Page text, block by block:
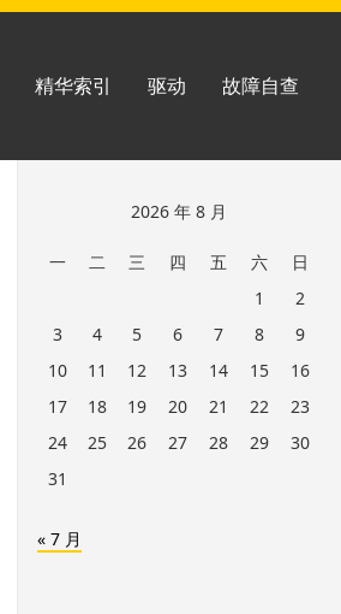
精华索引 驱动 故障自查
页
2026 年 8 月
一 二 三 四 五 六
日
1
2
3
4 5 6 7 8
9
10
11 12 13 14 15
16
17
18 19 20 21 22
23
24
25 26 27 28 29
30
31
« 7 月